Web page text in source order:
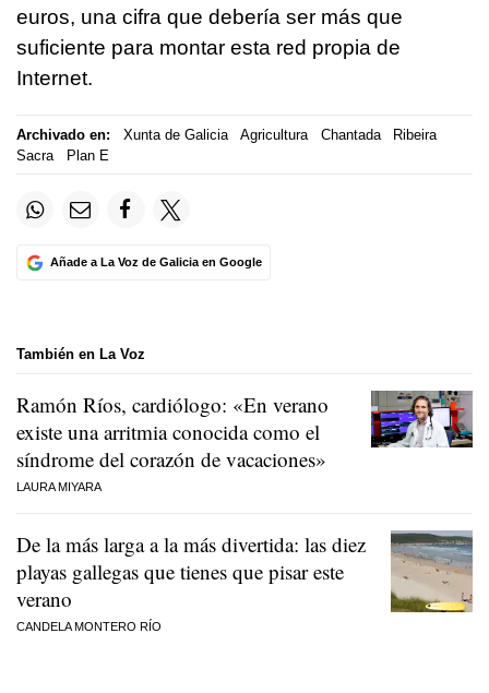
euros, una cifra que debería ser más que
suficiente para montar esta red propia de
Internet.
Archivado en: Xunta de Galicia Agricultura Chantada
Ribeira
Sacra
Plan E
Añade a La Voz de Galicia en Google
También en La Voz
Ramón Ríos, cardiólogo: «En verano
existe una arritmia conocida como el
síndrome del corazón de vacaciones»
LAURA MIYARA
De la más larga a la más divertida: las diez
playas gallegas que tienes que pisar este
verano
CANDELA MONTERO RÍO